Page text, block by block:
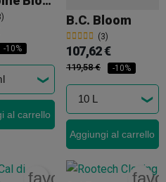
-10%
al carrello
B.C. Bloom
(3)
107,62 €
119,58 € -10%
Aggiungi al carrello